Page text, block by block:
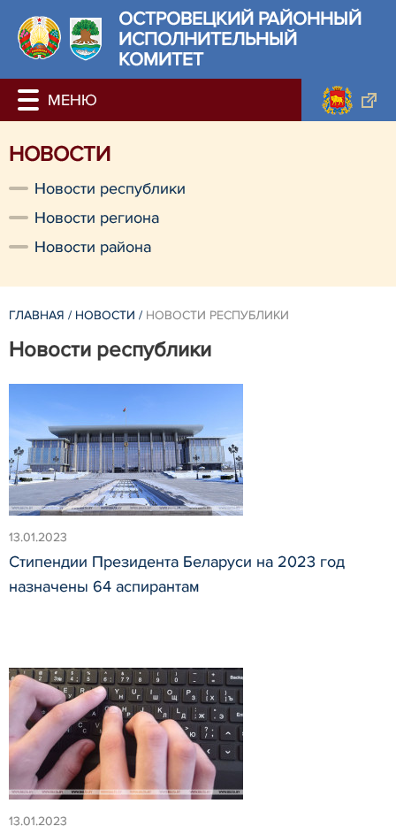
ОСТРОВЕЦКИЙ РАЙОННЫЙ
ИСПОЛНИТЕЛЬНЫЙ
КОМИТЕТ
НОВОСТИ
Новости республики
Новости региона
Новости района
ГЛАВНАЯ / НОВОСТИ / НОВОСТИ РЕСПУБЛИКИ
Новости республики
13.01.2023
Стипендии Президента Беларуси на 2023 год
назначены 64 аспирантам
13.01.2023